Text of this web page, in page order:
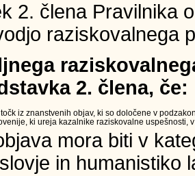
2. člena Pravilnika
raziskovalnega
2. člena, če:
iz znanstvenih objav, ki so določene v
ki ureja kazalnike raziskovalne uspešnosti,
mora biti v
in humanistiko